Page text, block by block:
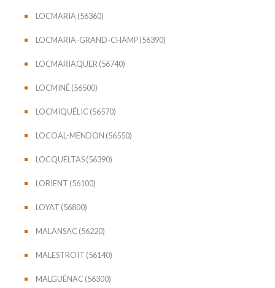
LOCMARIA (56360)
LOCMARIA-GRAND-CHAMP (56390)
LOCMARIAQUER (56740)
LOCMINÉ (56500)
LOCMIQUÉLIC (56570)
LOCOAL-MENDON (56550)
LOCQUELTAS (56390)
LORIENT (56100)
LOYAT (56800)
MALANSAC (56220)
MALESTROIT (56140)
MALGUÉNAC (56300)